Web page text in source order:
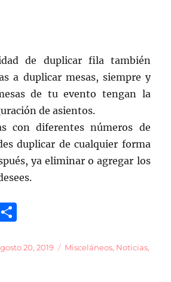
de duplicar fila también
a duplicar mesas, siempre y
de tu evento tengan la
de asientos.
con diferentes números de
duplicar de cualquier forma
ya eliminar o agregar los
m
20, 2019 Categorías
Misceláneos, Noticias,